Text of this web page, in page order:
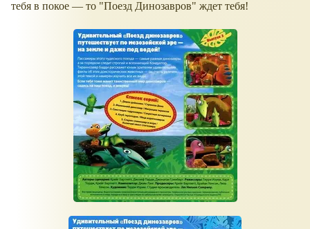
тебя в покое — то "Поезд Динозавров" ждет тебя!